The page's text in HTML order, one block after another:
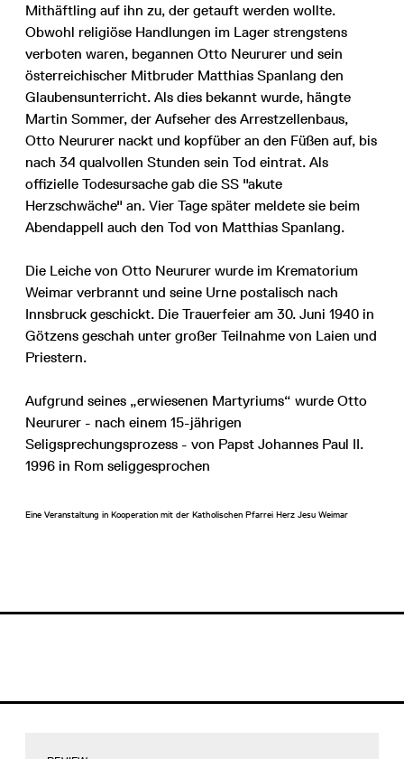
Mithäftling auf ihn zu, der getauft werden wollte.
Obwohl religiöse Handlungen im Lager strengstens
verboten waren, begannen Otto Neururer und sein
österreichischer Mitbruder Matthias Spanlang den
Glaubensunterricht. Als dies bekannt wurde, hängte
Martin Sommer, der Aufseher des Arrestzellenbaus,
Otto Neururer nackt und kopfüber an den Füßen auf, bis
nach 34 qualvollen Stunden sein Tod eintrat. Als
offizielle Todesursache gab die SS "akute
Herzschwäche" an. Vier Tage später meldete sie beim
Abendappell auch den Tod von Matthias Spanlang.
Die Leiche von Otto Neururer wurde im Krematorium
Weimar verbrannt und seine Urne postalisch nach
Innsbruck geschickt. Die Trauerfeier am 30. Juni 1940 in
Götzens geschah unter großer Teilnahme von Laien und
Priestern.
Aufgrund seines „erwiesenen Martyriums“ wurde Otto
Neururer - nach einem 15-jährigen
Seligsprechungsprozess - von Papst Johannes Paul II.
1996 in Rom seliggesprochen
Eine Veranstaltung in Kooperation mit der Katholischen Pfarrei Herz Jesu Weimar